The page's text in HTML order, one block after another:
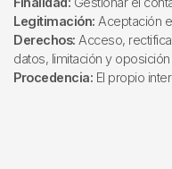
Legitimación: Aceptación
Derechos: Acceso,
datos, limitación y
Procedencia: El propio